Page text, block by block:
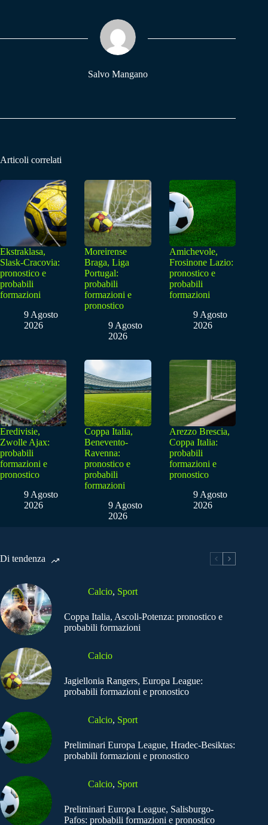
pp m
Salvo Mangano
Articoli correlati
Ekstraklasa,
Slask-Cracovia:
pronostico e
probabili
formazioni
9 Agosto
2026
Moreirense
Braga, Liga
Portugal:
probabili
formazioni e
pronostico
9 Agosto
2026
Amichevole,
Frosinone Lazio:
pronostico e
probabili
formazioni
9 Agosto
2026
Eredivisie,
Zwolle Ajax:
probabili
formazioni e
pronostico
9 Agosto
2026
Coppa Italia,
Benevento-
Ravenna:
pronostico e
probabili
formazioni
9 Agosto
2026
Arezzo Brescia,
Coppa Italia:
probabili
formazioni e
pronostico
9 Agosto
2026
Di tendenza
Calcio, Sport
Coppa Italia, Ascoli-Potenza: pronostico e
probabili formazioni
Calcio
Jagiellonia Rangers, Europa League:
probabili formazioni e pronostico
Calcio, Sport
Preliminari Europa League, Hradec-Besiktas:
probabili formazioni e pronostico
Calcio, Sport
Preliminari Europa League, Salisburgo-
Pafos: probabili formazioni e pronostico